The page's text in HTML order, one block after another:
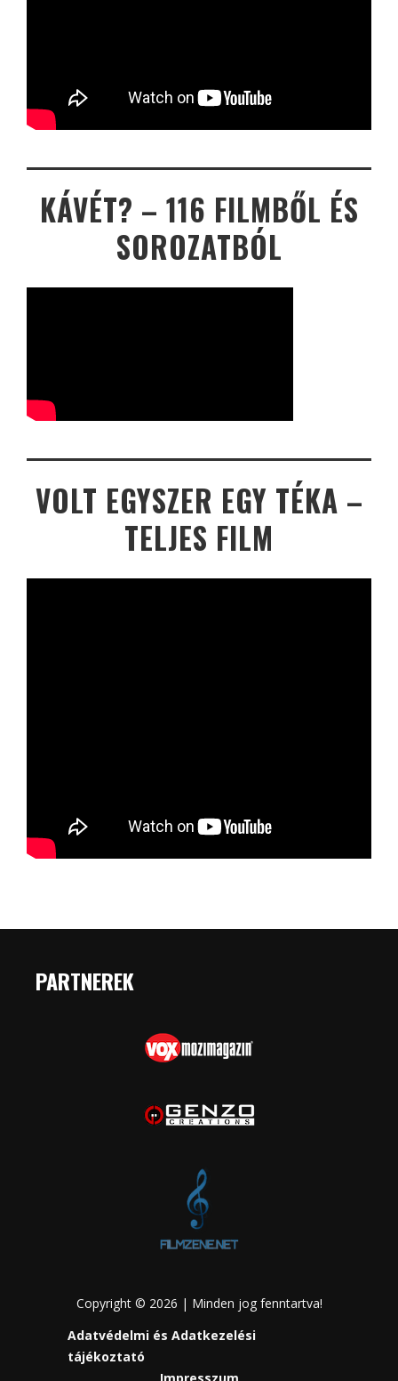
KÁVÉT? – 116 FILMBŐL ÉS
SOROZATBÓL
VOLT EGYSZER EGY TÉKA –
TELJES FILM
PARTNEREK
Copyright © 2026 | Minden jog fenntartva!
Adatvédelmi és Adatkezelési
tájékoztató